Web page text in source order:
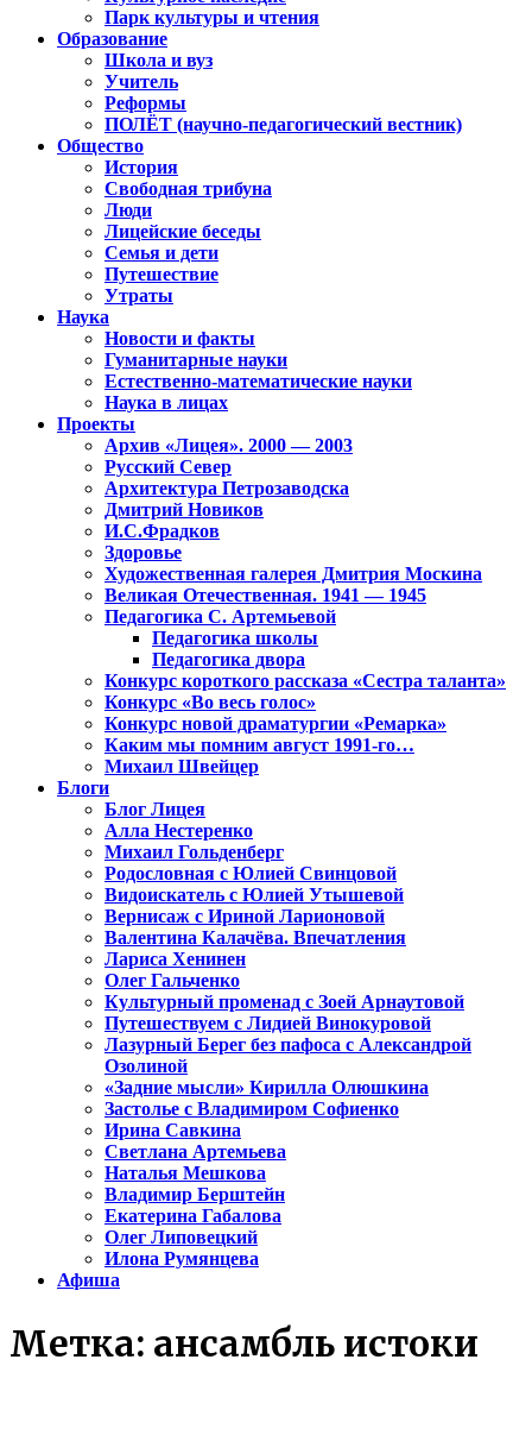
Парк культуры и чтения
Образование
Школа и вуз
Учитель
Реформы
ПОЛЁТ (научно-педагогический вестник)
Общество
История
Свободная трибуна
Люди
Лицейские беседы
Семья и дети
Путешествие
Утраты
Наука
Новости и факты
Гуманитарные науки
Естественно-математические науки
Наука в лицах
Проекты
Архив «Лицея». 2000 — 2003
Русский Север
Архитектура Петрозаводска
Дмитрий Новиков
И.С.Фрадков
Здоровье
Художественная галерея Дмитрия Москина
Великая Отечественная. 1941 — 1945
Педагогика С. Артемьевой
Педагогика школы
Педагогика двора
Конкурс короткого рассказа «Сестра таланта»
Конкурс «Во весь голос»
Конкурс новой драматургии «Ремарка»
Каким мы помним август 1991-го…
Михаил Швейцер
Блоги
Блог Лицея
Алла Нестеренко
Михаил Гольденберг
Родословная с Юлией Свинцовой
Видоискатель с Юлией Утышевой
Вернисаж с Ириной Ларионовой
Валентина Калачёва. Впечатления
Лариса Хенинен
Олег Гальченко
Культурный променад с Зоей Арнаутовой
Путешествуем с Лидией Винокуровой
Лазурный Берег без пафоса с Александрой
Озолиной
«Задние мысли» Кирилла Олюшкина
Застолье с Владимиром Софиенко
Ирина Савкина
Светлана Артемьева
Наталья Мешкова
Владимир Берштейн
Екатерина Габалова
Олег Липовецкий
Илона Румянцева
Афиша
Метка: ансамбль истоки